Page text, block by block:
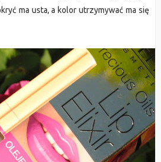
ma usta, a kolor utrzymywać ma się